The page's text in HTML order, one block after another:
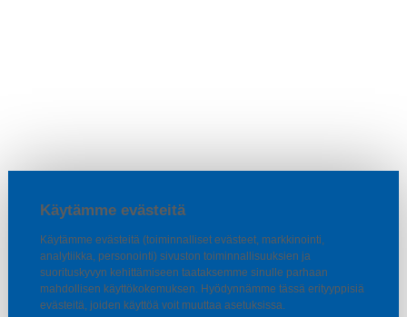
Käytämme evästeitä
Käytämme evästeitä (toiminnalliset evästeet, markkinointi,
analytiikka, personointi) sivuston toiminnallisuuksien ja
suorituskyvyn kehittämiseen taataksemme sinulle parhaan
mahdollisen käyttökokemuksen. Hyödynnämme tässä erityyppisiä
evästeitä, joiden käyttöä voit muuttaa asetuksissa.